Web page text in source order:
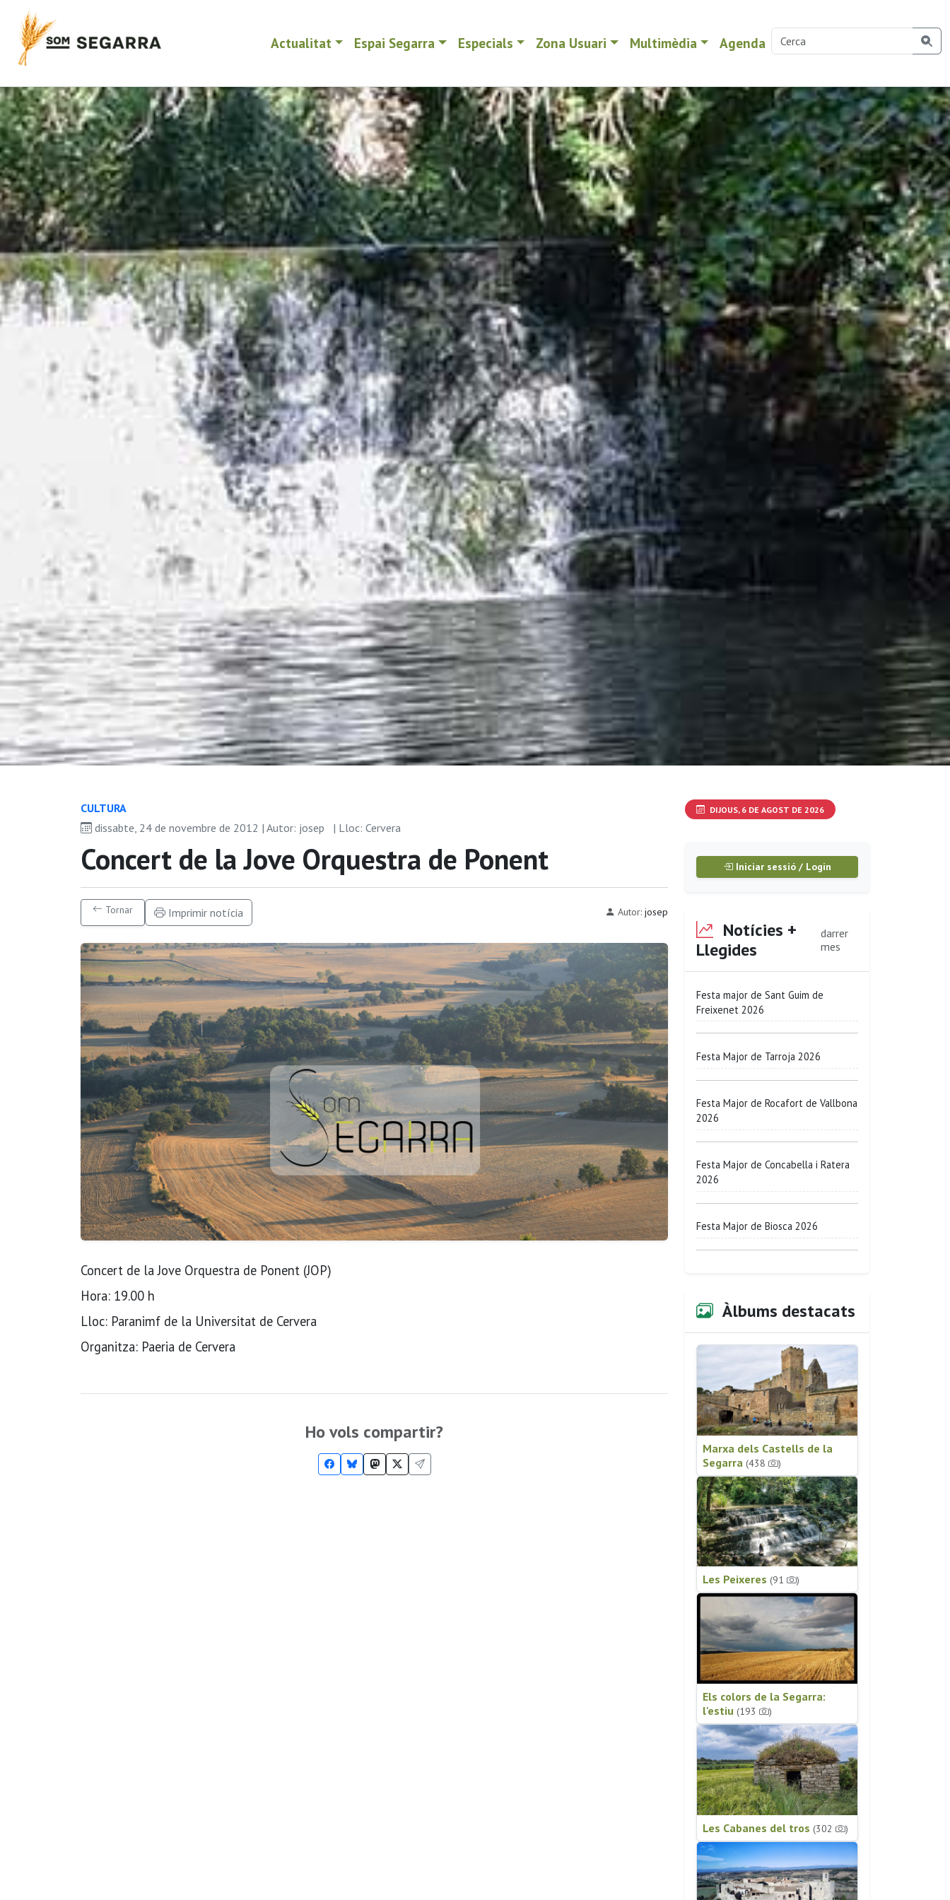
Actualitat Espai Segarra Especials Zona Usuari Multimèdia Agenda
CULTURA
dissabte, 24 de novembre de 2012 | Autor: josep
| Lloc: Cervera
Concert de la Jove Orquestra de Ponent
Tornar Imprimir notícia Autor: josep
Concert de la Jove Orquestra de Ponent (JOP)
Hora: 19.00 h
Lloc: Paranimf de la Universitat de Cervera
Organitza: Paeria de Cervera
Ho vols compartir?
DIJOUS, 6 DE AGOST DE 2026
Iniciar sessió / Login
Notícies +
Llegides
darrer
mes
Festa major de Sant Guim de
Freixenet 2026
Festa Major de Tarroja 2026
Festa Major de Rocafort de Vallbona
2026
Festa Major de Concabella i Ratera
2026
Festa Major de Biosca 2026
Àlbums destacats
Marxa dels Castells de la
Segarra (438 )
Les Peixeres (91 )
Els colors de la Segarra:
l'estiu (193 )
Les Cabanes del tros (302 )